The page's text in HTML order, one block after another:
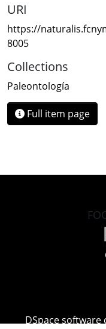
URI
https://
8005
Collections
Paleontología
Full item page
DSpace software